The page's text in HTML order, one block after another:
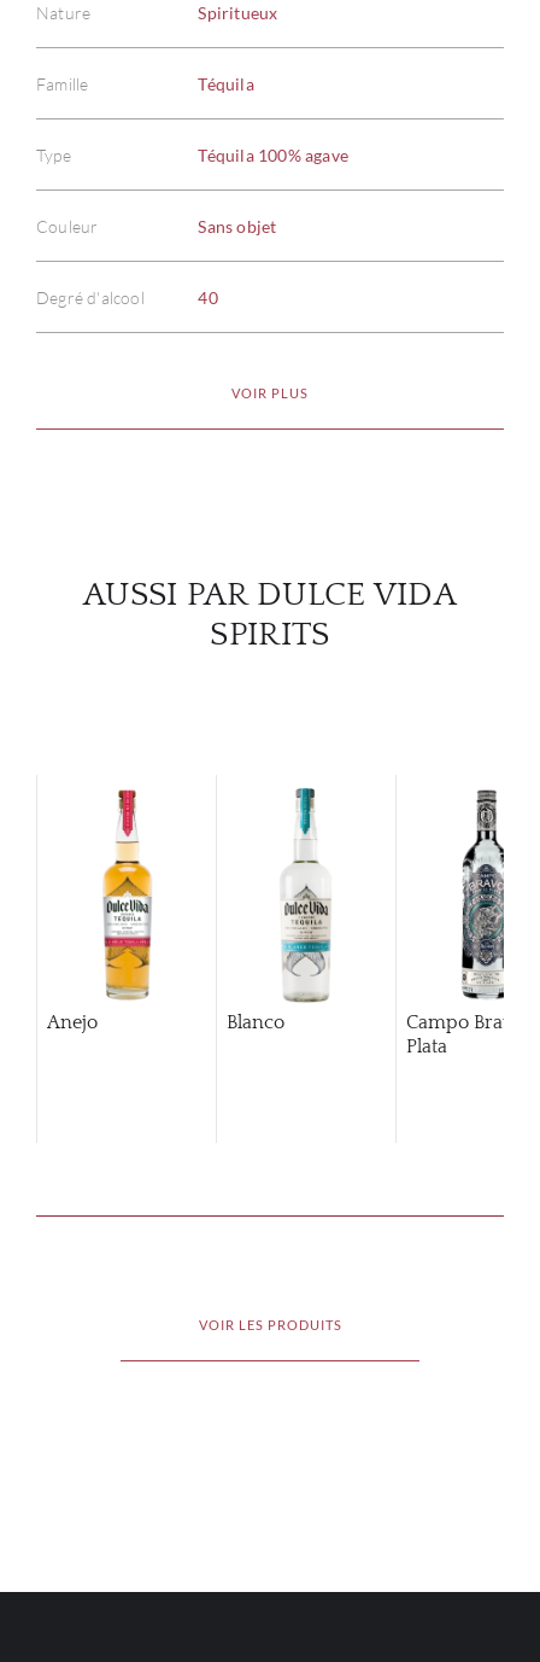
Nature Spiritueux
Famille Téquila
Type Téquila 100% agave
Couleur Sans objet
Degré d'alcool 40
VOIR PLUS
AUSSI PAR DULCE VIDA
SPIRITS
Anejo Blanco
Campo Bravo
Plata
VOIR LES PRODUITS